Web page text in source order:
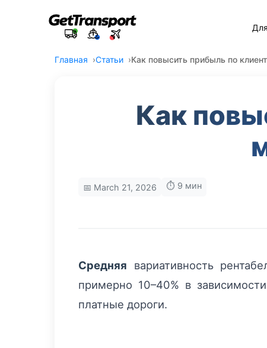
Главная Статьи Как повысить прибыль по
Как
📅 March 21, 2026 ⏱️ 9 мин
Средняя вариативность
примерно 10–40% в
платные дороги.